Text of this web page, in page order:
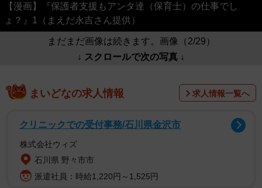
【漫画】『保護者支援もアンタ達（保育士）の仕事でし
ょ？』1（まえだ永吉さん提供）
まだまだ画像は続きます。画像（2/29）
↓ スクロールで次の写真 ↓
まいどなの求人情報 求人情報一覧へ
クリニックでの受付事務/石川県金沢市
株式会社ウィズ
石川県 野々市市
派遣社員：時給1,220円～1,525円